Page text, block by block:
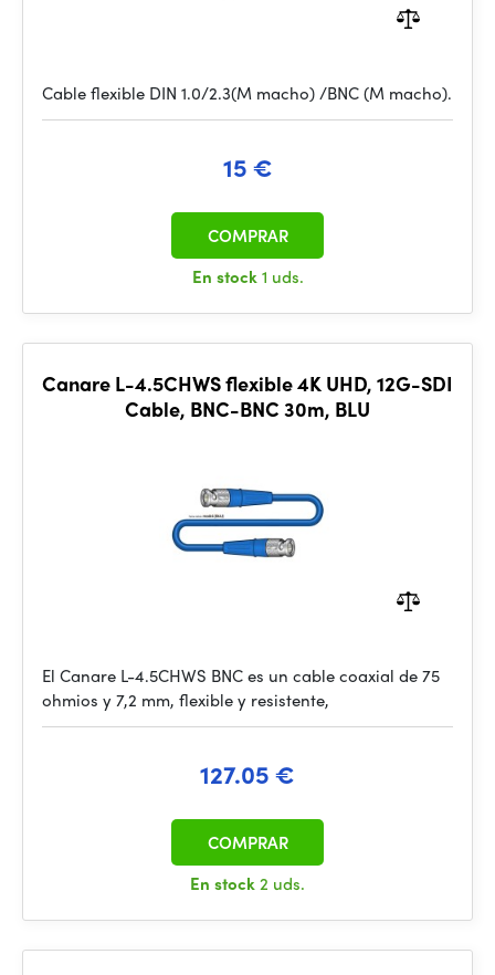
Cable flexible DIN 1.0/2.3(M macho) /BNC (M macho).
15 €
En stock1 uds.
COMPRAR
Canare L-4.5CHWS flexible 4K UHD, 12G-SDI
Cable, BNC-BNC 30m, BLU
El Canare L-4.5CHWS BNC es un cable coaxial de 75
ohmios y 7,2 mm, flexible y resistente,
127.05 €
En stock2 uds.
COMPRAR